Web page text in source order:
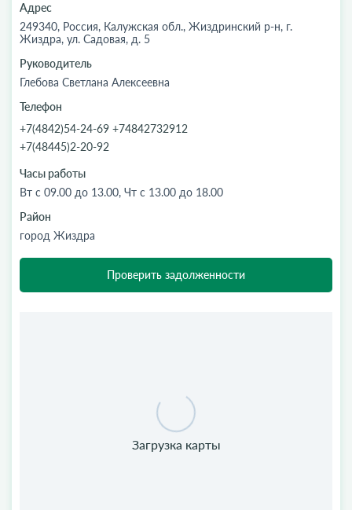
Адрес
249340, Россия, Калужская обл., Жиздринский р-н, г.
Жиздра, ул. Садовая, д. 5
Руководитель
Глебова Светлана Алексеевна
Телефон
+7(4842)54-24-69 +74842732912
+7(48445)2-20-92
Часы работы
Вт с 09.00 до 13.00, Чт с 13.00 до 18.00
Район
город Жиздра
Проверить задолженности